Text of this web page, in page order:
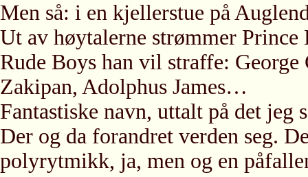
Men så: i en kjellerstue på
Ut av høytalerne strømmer Prince
Rude Boys han vil straffe:
Zakipan, Adolphus James…
Fantastiske navn, uttalt på det jeg
Der og da forandret verden seg.
polyrytmikk, ja, men og en